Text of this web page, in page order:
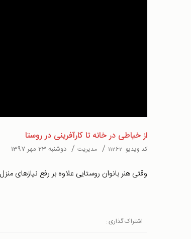
از خیاطی در خانه تا کارآفرینی در روستا
کد ویدیو: 11262
/ مدیریت / دوشنبه 23 مهر 1397
وقتی هنر بانوان روستایی علاوه بر رفع نیاز‌های
اشتراک گذاری :